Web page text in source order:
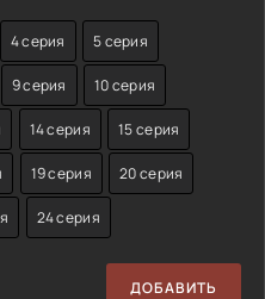
4 серия 5 серия
9 серия 10 серия
14 серия 15 серия
19 серия 20 серия
24 серия
ДОБАВИТЬ